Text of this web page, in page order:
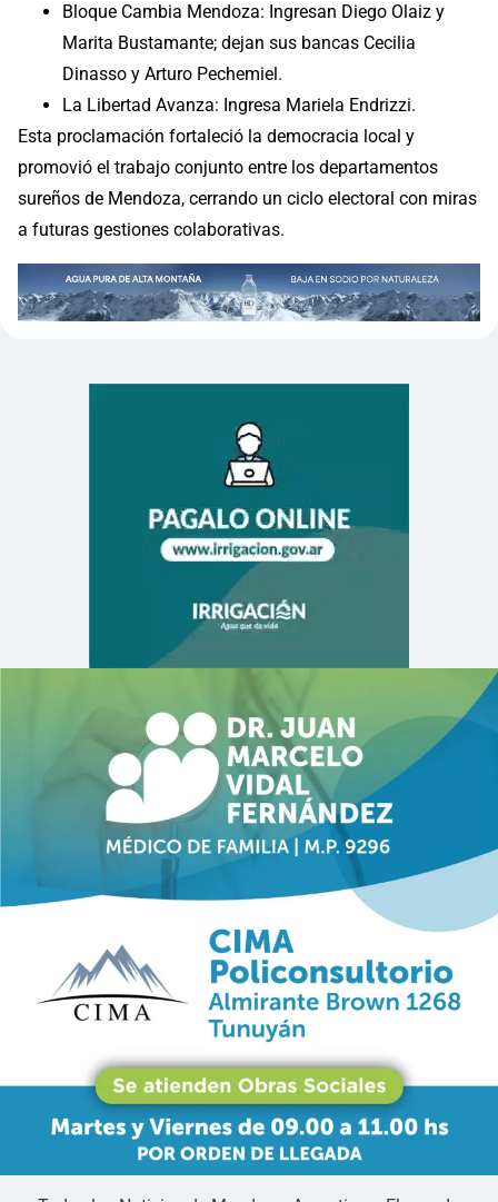
Bloque Cambia Mendoza: Ingresan Diego Olaiz y
Marita Bustamante; dejan sus bancas Cecilia
Dinasso y Arturo Pechemiel.
La Libertad Avanza: Ingresa Mariela Endrizzi.
Esta proclamación fortaleció la democracia local y
promovió el trabajo conjunto entre los departamentos
sureños de Mendoza, cerrando un ciclo electoral con miras
a futuras gestiones colaborativas.